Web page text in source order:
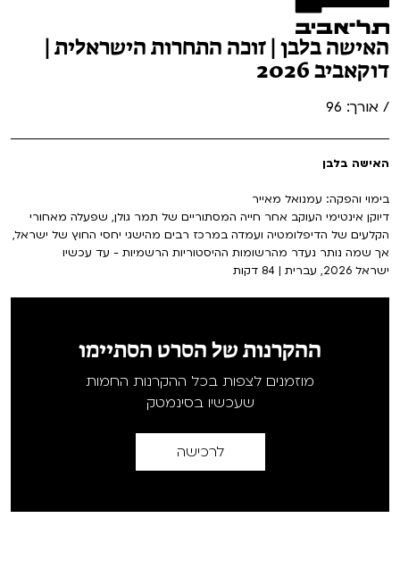
האישה בלבן | זוכה התחרות הישראלית |
דוקאביב 2026
/ אורך: 96
האישה בלבן
בימוי והפקה: עמנואל מאייר
דיוקן אינטימי העוקב אחר חייה המסתוריים של תמר גולן, שפעלה מאחורי
הקלעים של הדיפלומטיה ועמדה במרכז רבים מהישגי יחסי החוץ של ישראל,
אך שמה נותר נעדר מהרשומות ההיסטוריות הרשמיות - עד עכשיו
ישראל 2026, עברית | 84 דקות
ההקרנות של הסרט הסתיימו
מוזמנים לצפות בכל ההקרנות החמות
שעכשיו בסינמטק
לרכישה